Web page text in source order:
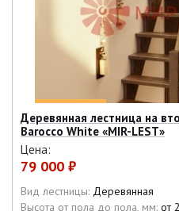
Деревянная лестница на
Barocco White «MIR-LEST»
Цена:
79 000 ₽
Вид лестницы: Деревянная
Высота от пола до пола, мм: от